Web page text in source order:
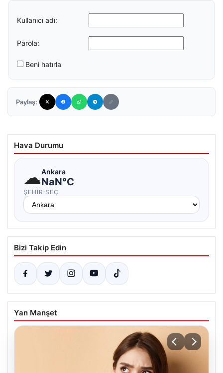
Kullanıcı adı:
Parola:
Beni hatırla
Paylaş:
Hava Durumu
☁Ankara
NaN°C
ŞEHIR SEÇ
Bizi Takip Edin
Yan Manşet